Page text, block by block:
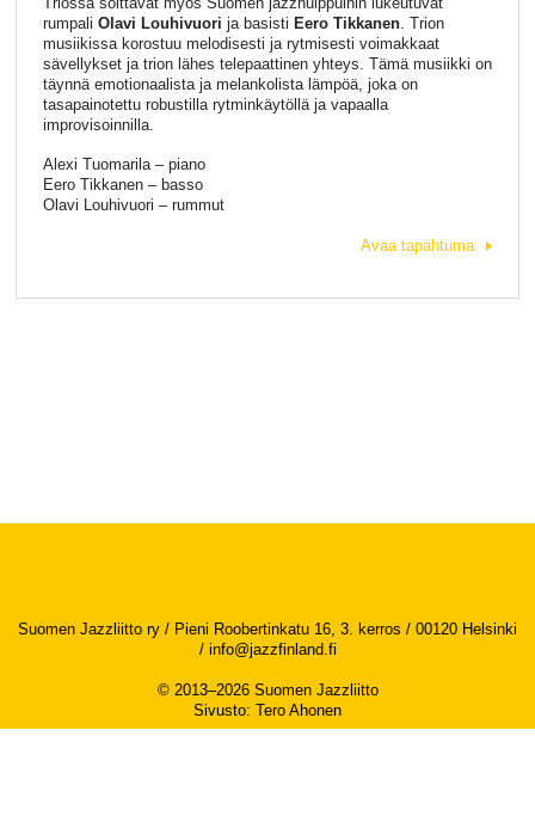
rumpali Olavi Louhivuori ja basisti Eero Tikkanen. Trion
musiikissa korostuu melodisesti ja rytmisesti voimakkaat
sävellykset ja trion lähes telepaattinen yhteys. Tämä musiikki on
täynnä emotionaalista ja melankolista lämpöä, joka on
tasapainotettu robustilla rytminkäytöllä ja vapaalla
improvisoinnilla.
Alexi Tuomarila – piano
Eero Tikkanen – basso
Olavi Louhivuori – rummut
Avaa tapahtuma
Suomen Jazzliitto ry / Pieni Roobertinkatu 16, 3. kerros / 00120 Helsinki
/ info@jazzfinland.fi
© 2013–2026 Suomen Jazzliitto
Sivusto: Tero Ahonen